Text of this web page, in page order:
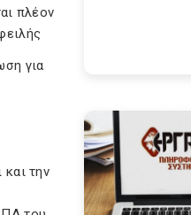
πλέον
για
την